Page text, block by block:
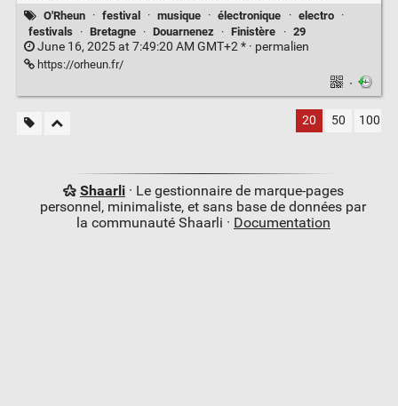
O'Rheun · festival · musique · électronique · electro
·
festivals
· Bretagne · Douarnenez · Finistère · 29
June 16, 2025 at 7:49:20 AM GMT+2 * · permalien
https://orheun.fr/
·
20 50 100
Shaarli· Le gestionnaire de marque-pages
personnel, minimaliste, et sans base de données par
la communauté Shaarli · Documentation